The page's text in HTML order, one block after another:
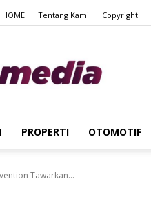
HOME Tentang Kami Copyright
PROPERTI OTOMOTIF
Tawarkan...